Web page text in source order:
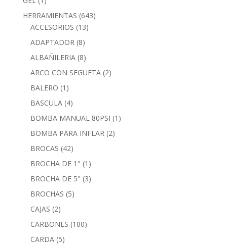
HERRAMIENTAS (643)
ACCESORIOS (13)
ADAPTADOR (8)
ALBAÑILERIA (8)
ARCO CON SEGUETA (2)
BALERO (1)
BASCULA (4)
BOMBA MANUAL 80PSI (1)
BOMBA PARA INFLAR (2)
BROCAS (42)
BROCHA DE 1" (1)
BROCHA DE 5" (3)
BROCHAS (5)
CAJAS (2)
CARBONES (100)
CARDA (5)